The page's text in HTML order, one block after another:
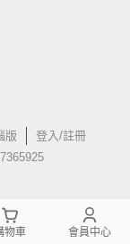
版
登入/註冊
物車 會員中心